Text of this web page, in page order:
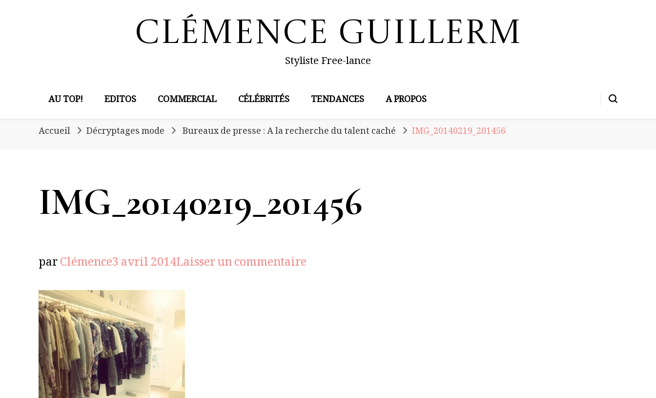
Clémence Guillerm
Styliste Free-lance
AU TOP! EDITOS COMMERCIAL CÉLÉBRITÉS TENDANCES A PROPOS
Accueil Décryptages mode Bureaux de presse : A la recherche du talent caché IMG_20140219_201456
IMG_20140219_201456
parClémence3 avril 2014Laisser un commentaire